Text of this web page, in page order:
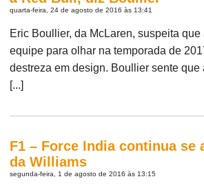
quarta-feira, 24 de agosto de 2016 às 13:41
Eric Boullier, da McLaren, suspeita
equipe para olhar na temporada de
destreza em design. Boullier sente que
[...]
F1 – Force India continua se
da Williams
segunda-feira, 1 de agosto de 2016 às 13:15